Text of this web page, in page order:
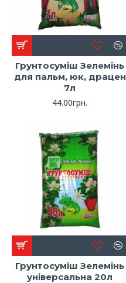
Грунтосуміш Зелемінь
для пальм, юк, драцен
7л
44.00грн.
Грунтосуміш Зелемінь
універсальна 20л